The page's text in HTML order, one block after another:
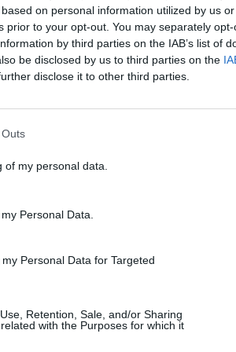
on personal information utilized by us
prior to your opt-out. You may separately
by third parties on the IAB’s list of
be disclosed by us to third parties on the
disclose it to other third parties.
my personal data.
Personal Data.
Personal Data for Targeted
Retention, Sale, and/or Sharing
with the Purposes for which it
συνεργασία.
λέει:
2:43 μμ
δωρεάν αστικά, υπεραστικά, κινητά?
Θοδωρής λέει:
σε εμάς για απεριόριστη χρήση, είναι οι
τιμών η Forthnet εκβιάζει (εξαναγκάζει)